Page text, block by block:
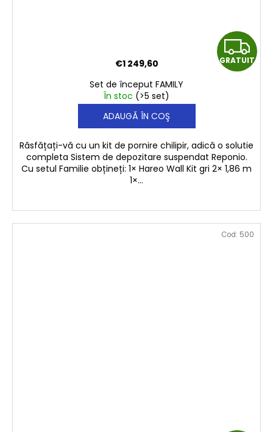
G
R
U
I
GRATUIT
Set de început FAMILY
În stoc (>5 set)
€1 249,60
ADAUGĂ ÎN COŞ
Răsfățați-vă cu un kit de pornire chilipir, adică o solutie
completa Sistem de depozitare suspendat Reponio.
Cu setul Familie obțineți: 1× Hareo Wall Kit gri 2× 1,86 m
1×...
Cod: 500